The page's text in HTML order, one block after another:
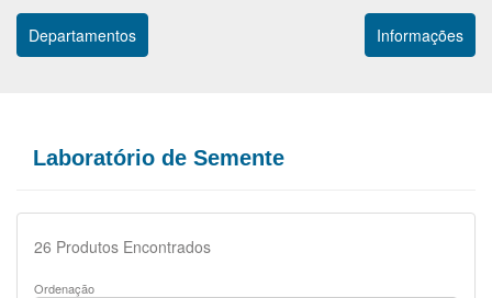
Departamentos Informações
Laboratório de Semente
26 Produtos Encontrados
Ordenação